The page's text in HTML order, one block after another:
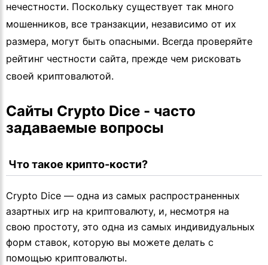
нечестности. Поскольку существует так много
мошенников, все транзакции, независимо от их
размера, могут быть опасными. Всегда проверяйте
рейтинг честности сайта, прежде чем рисковать
своей криптовалютой.
Сайты Crypto Dice - часто
задаваемые вопросы
Что такое крипто-кости?
Crypto Dice — одна из самых распространенных
азартных игр на криптовалюту, и, несмотря на
свою простоту, это одна из самых индивидуальных
форм ставок, которую вы можете делать с
помощью криптовалюты.